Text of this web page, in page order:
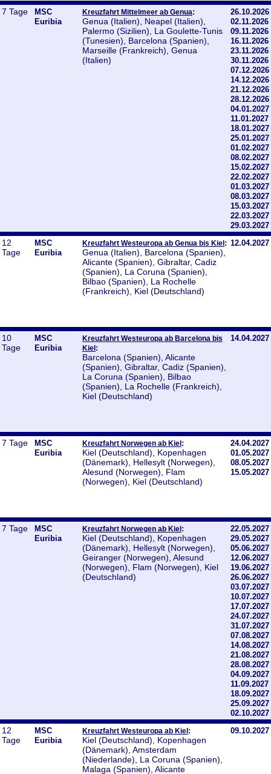
7 Tage
MSC
Euribia
Kreuzfahrt Mittelmeer ab Genua:
Genua (Italien), Neapel (Italien),
Palermo (Sizilien), La Goulette-Tunis
(Tunesien), Barcelona (Spanien),
Marseille (Frankreich), Genua
(Italien)
26.10.2026
02.11.2026
09.11.2026
16.11.2026
23.11.2026
30.11.2026
07.12.2026
14.12.2026
21.12.2026
28.12.2026
04.01.2027
11.01.2027
18.01.2027
25.01.2027
01.02.2027
08.02.2027
15.02.2027
22.02.2027
01.03.2027
08.03.2027
15.03.2027
22.03.2027
29.03.2027
12
Tage
MSC
Euribia
Kreuzfahrt Westeuropa ab Genua bis Kiel :
Genua (Italien), Barcelona (Spanien),
Alicante (Spanien), Gibraltar, Cadiz
(Spanien), La Coruna (Spanien),
Bilbao (Spanien), La Rochelle
(Frankreich), Kiel (Deutschland)
12.04.2027
10
Tage
MSC
Euribia
Kreuzfahrt Westeuropa ab Barcelona bis
Kiel :
Barcelona (Spanien), Alicante
(Spanien), Gibraltar, Cadiz (Spanien),
La Coruna (Spanien), Bilbao
(Spanien), La Rochelle (Frankreich),
Kiel (Deutschland)
14.04.2027
7 Tage
MSC
Euribia
Kreuzfahrt Norwegen ab Kiel :
Kiel (Deutschland), Kopenhagen
(Dänemark), Hellesylt (Norwegen),
Alesund (Norwegen), Flam
(Norwegen), Kiel (Deutschland)
24.04.2027
01.05.2027
08.05.2027
15.05.2027
7 Tage
MSC
Euribia
Kreuzfahrt Norwegen ab Kiel :
Kiel (Deutschland), Kopenhagen
(Dänemark), Hellesylt (Norwegen),
Geiranger (Norwegen), Alesund
(Norwegen), Flam (Norwegen), Kiel
(Deutschland)
22.05.2027
29.05.2027
05.06.2027
12.06.2027
19.06.2027
26.06.2027
03.07.2027
10.07.2027
17.07.2027
24.07.2027
31.07.2027
07.08.2027
14.08.2027
21.08.2027
28.08.2027
04.09.2027
11.09.2027
18.09.2027
25.09.2027
02.10.2027
12
Tage
MSC
Euribia
Kreuzfahrt Westeuropa ab Kiel :
Kiel (Deutschland), Kopenhagen
(Dänemark), Amsterdam
(Niederlande), La Coruna (Spanien),
Malaga (Spanien), Alicante
09.10.2027